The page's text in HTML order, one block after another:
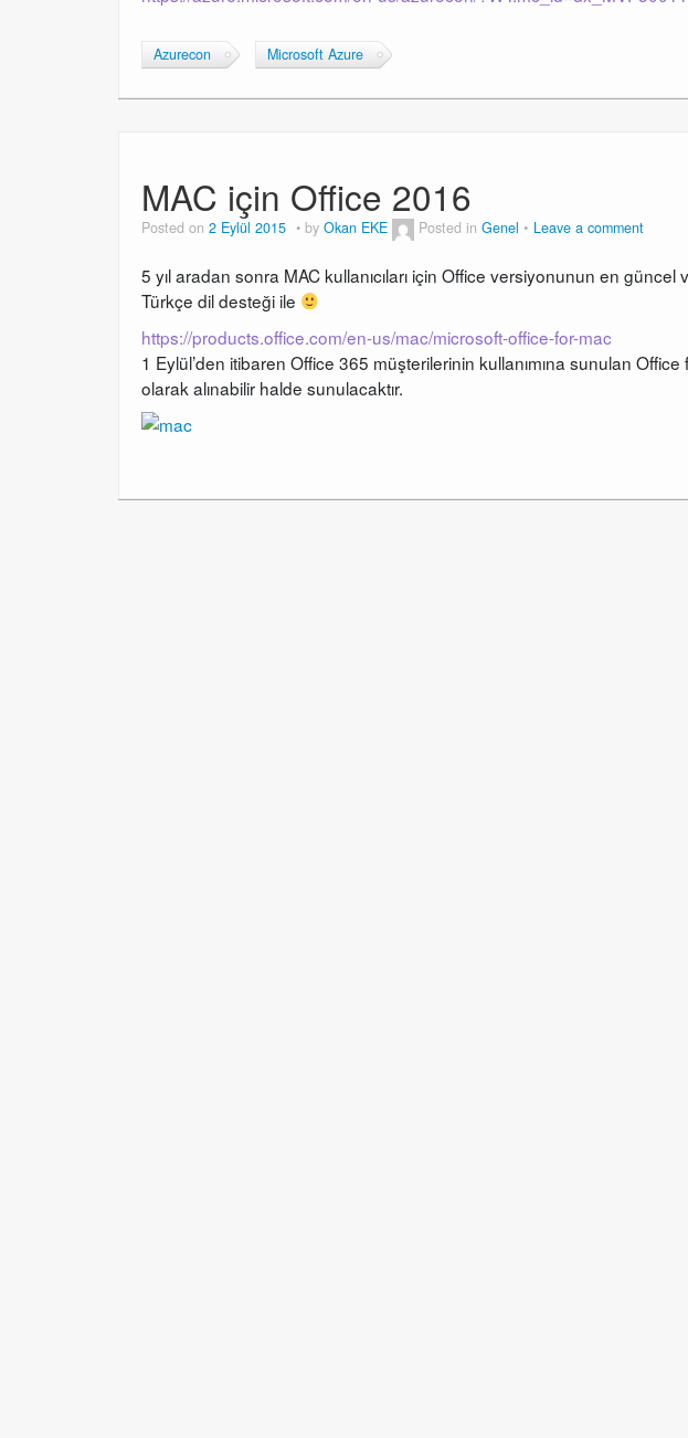
Azurecon Microsoft Azure
MAC için Office 2016
Posted on 2 Eylül 2015 by Okan EKE Posted in Genel Leave a comment
5 yıl aradan sonra MAC kullanıcıları için Office versiyonunun en
Türkçe dil desteği ile
https://products.office.com/en-us/mac/microsoft-office-for-mac
1 Eylül’den itibaren Office 365 müşterilerinin kullanımına sunulan
olarak alınabilir halde sunulacaktır.